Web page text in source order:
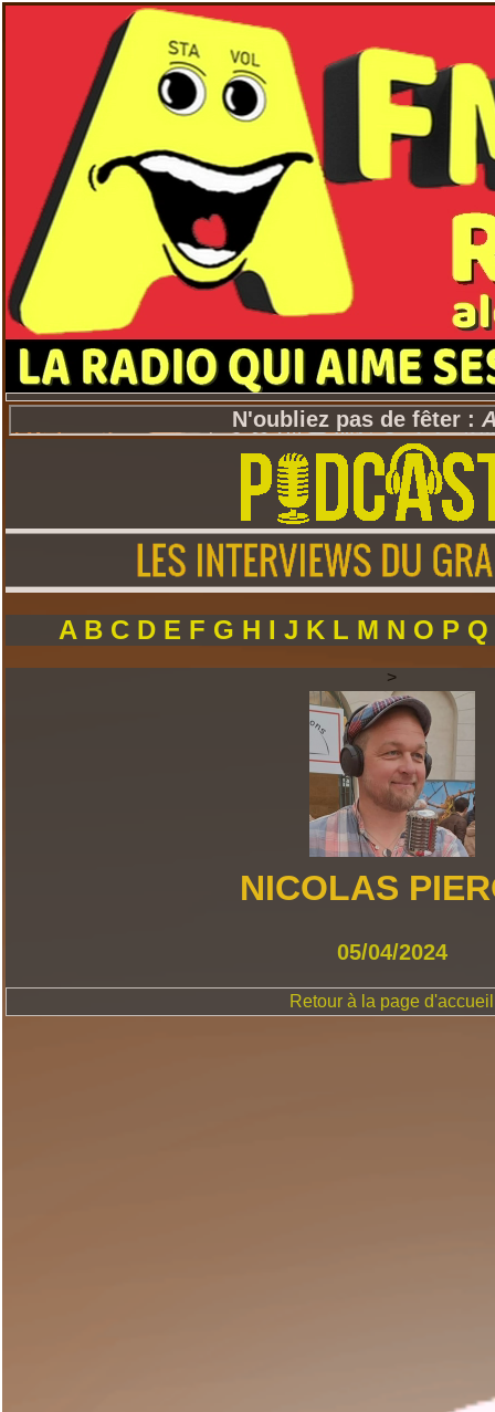
A B C D E F G H IJ K L M N O P
>
NICOLAS
05/04/2024
Retour à la page d'accueil